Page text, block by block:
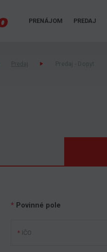
PRENÁJOM PREDAJ
* Povinné pole
IČO